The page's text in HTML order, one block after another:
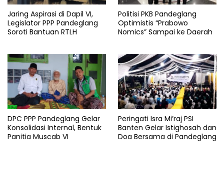
Jaring Aspirasi di Dapil VI,
Legislator PPP Pandeglang
Soroti Bantuan RTLH
Politisi PKB Pandeglang
Optimistis “Prabowo
Nomics” Sampai ke Daerah
DPC PPP Pandeglang Gelar
Konsolidasi Internal, Bentuk
Panitia Muscab VI
Peringati Isra Mi’raj PSI
Banten Gelar Istighosah dan
Doa Bersama di Pandeglang